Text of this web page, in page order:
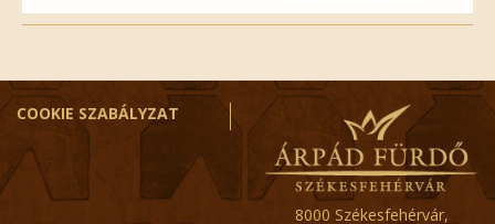
COOKIE SZABÁLYZAT
8000 Székesfehérvár,